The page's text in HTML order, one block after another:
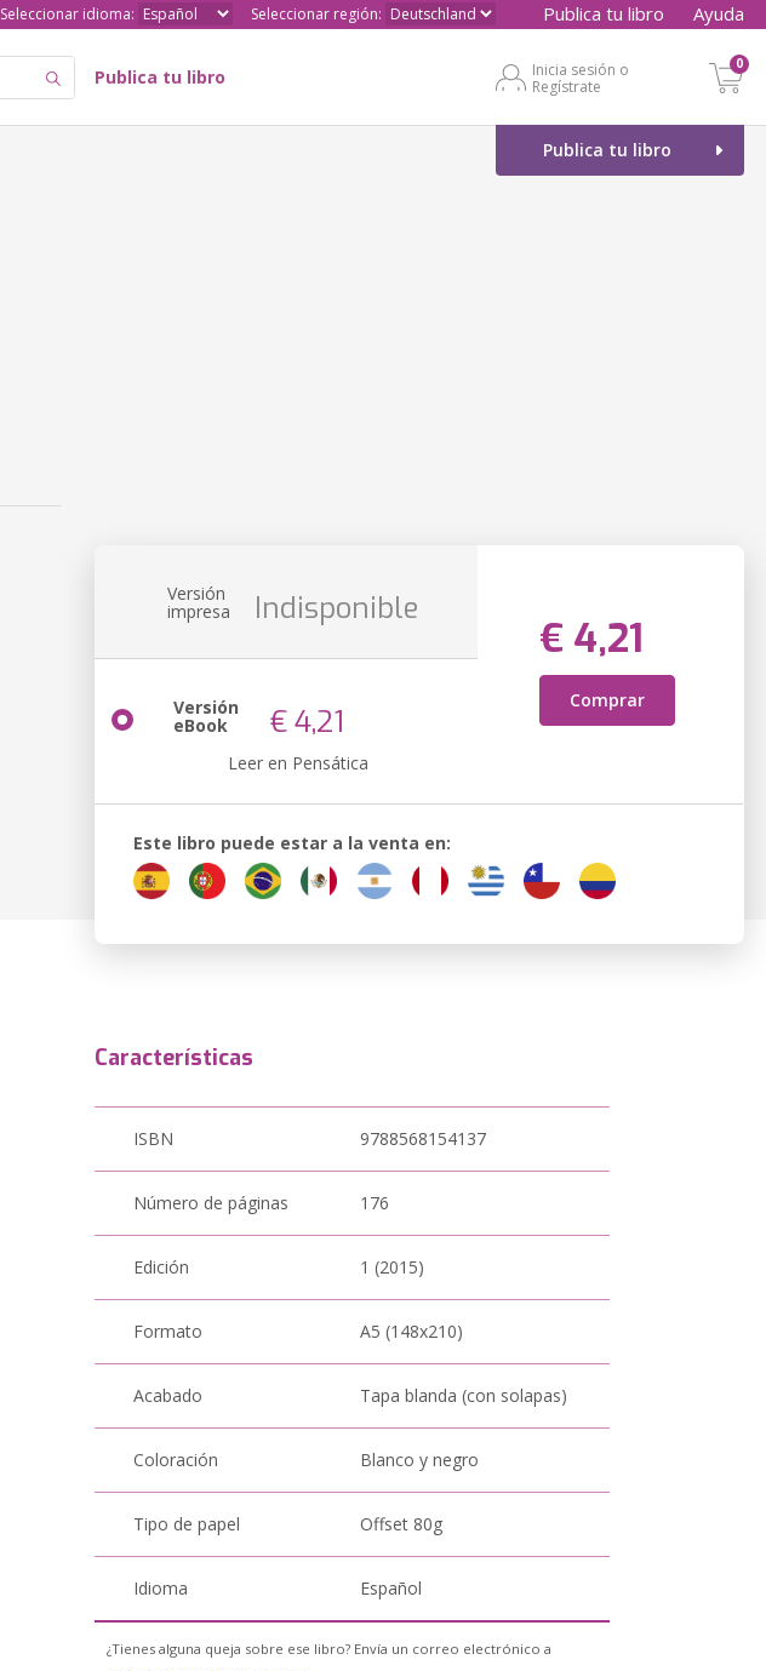
Seleccionar idioma: Seleccionar región: Publica tu libro Ayuda
Publica tu libro
Inicia sesión o
Regístrate
0
Publica tu libro
Versión
impresa Indisponible
€ 4,21
Comprar
Versión
eBook € 4,21
Leer en Pensática
Este libro puede estar a la venta en:
Características
ISBN 9788568154137
Número de páginas 176
Edición 1 (2015)
Formato A5 (148x210)
Acabado Tapa blanda (con solapas)
Coloración Blanco y negro
Tipo de papel Offset 80g
Idioma Español
¿Tienes alguna queja sobre ese libro? Envía un correo electrónico a